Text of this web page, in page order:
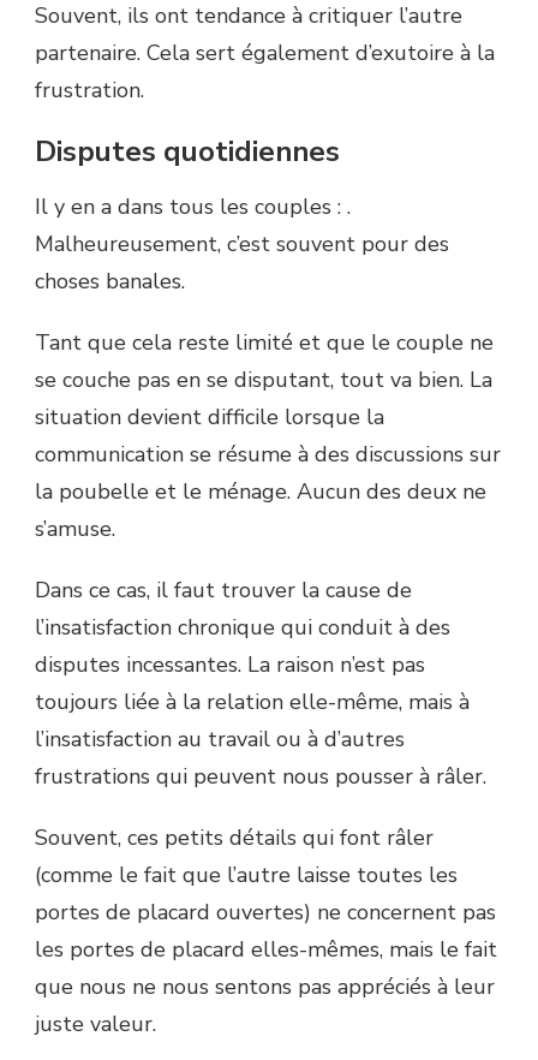
Souvent, ils ont tendance à critiquer l’autre
partenaire. Cela sert également d’exutoire à la
frustration.
Disputes quotidiennes
Il y en a dans tous les couples : .
Malheureusement, c’est souvent pour des
choses banales.
Tant que cela reste limité et que le couple ne
se couche pas en se disputant, tout va bien. La
situation devient difficile lorsque la
communication se résume à des discussions sur
la poubelle et le ménage. Aucun des deux ne
s’amuse.
Dans ce cas, il faut trouver la cause de
l’insatisfaction chronique qui conduit à des
disputes incessantes. La raison n’est pas
toujours liée à la relation elle-même, mais à
l’insatisfaction au travail ou à d’autres
frustrations qui peuvent nous pousser à râler.
Souvent, ces petits détails qui font râler
(comme le fait que l’autre laisse toutes les
portes de placard ouvertes) ne concernent pas
les portes de placard elles-mêmes, mais le fait
que nous ne nous sentons pas appréciés à leur
juste valeur.